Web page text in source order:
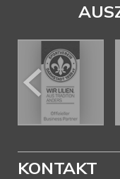
KONTAKT